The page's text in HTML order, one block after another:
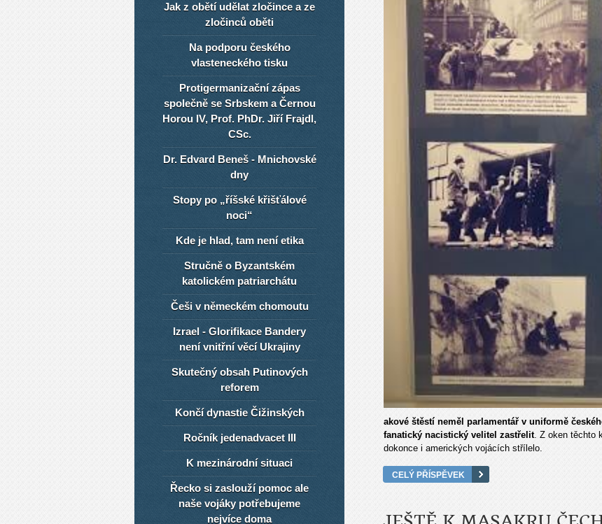
akové štěstí neměl parlamentář v uniformě
fanatický nacistický velitel zastřelit. Z oken těchto
dokonce i amerických vojácích střílelo.
CELÝ PŘÍSPĚVEK
Jak z obětí udělat zločince a ze
zločinců oběti
Na podporu českého
vlasteneckého tisku
Protigermanizační zápas
společně se Srbskem a Černou
Horou IV, Prof. PhDr. Jiří Frajdl,
CSc.
Dr. Edvard Beneš - Mnichovské
dny
Stopy po „říšské křišťálové
noci“
Kde je hlad, tam není etika
Stručně o Byzantském
katolickém patriarchátu
Češi v německém chomoutu
Izrael - Glorifikace Bandery
není vnitřní věcí Ukrajiny
Skutečný obsah Putinových
reforem
Končí dynastie Čižinských
Ročník jedenadvacet III
K mezinárodní situaci
Řecko si zaslouží pomoc ale
naše vojáky potřebujeme
nejvíce doma